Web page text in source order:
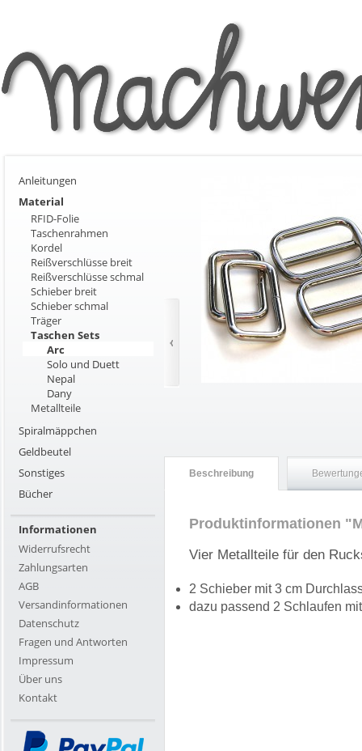
Anleitungen
Material
RFID-Folie
Taschenrahmen
Kordel
Reißverschlüsse breit
Reißverschlüsse schmal
Schieber breit
Schieber schmal
Träger
Taschen Sets
Arc
Solo und Duett
Nepal
Dany
Metallteile
Spiralmäppchen
Geldbeutel
Sonstiges
Bücher
Informationen
Widerrufsrecht
Zahlungsarten
AGB
Versandinformationen
Datenschutz
Fragen und Antworten
Impressum
Über uns
Kontakt
Beschreibung
Produktinformationen
Vier Metallteile für den
2 Schieber mit 3 cm
dazu passend 2 Schlaufen